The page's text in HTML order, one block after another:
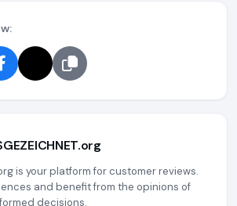
is your platform for customer reviews.
and benefit from the opinions of
decisions.